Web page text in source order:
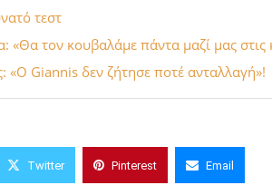
τεστ
«Θα τον κουβαλάμε πάντα μαζί μας
«Ο Giannis δεν ζήτησε ποτέ ανταλλαγή»!
Twitter Pinterest Email